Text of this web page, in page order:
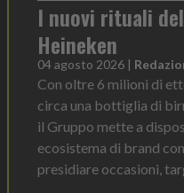
I nuovi rituali
Heineken
04 agosto 2026 |
Con oltre 6 milioni di
circa una bottiglia di
il Gruppo mette a
ecosistema di brand
presidiare occasioni,